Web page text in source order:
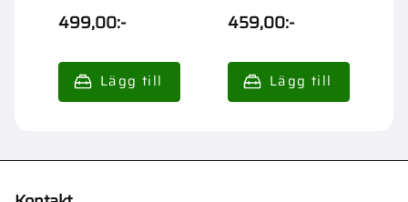
499,00:- 459,00:-